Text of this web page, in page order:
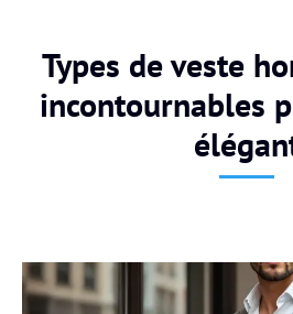
Types de veste
incontournables